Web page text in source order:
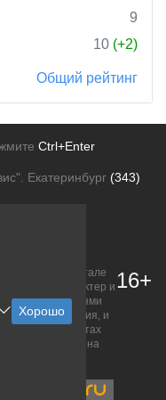
9
10 (+2)
Общий рейтинг
Ctrl+Enter
Екатеринбург (343)
на портале
характер и
положениями
описания, и
на сайтах
право на
16+